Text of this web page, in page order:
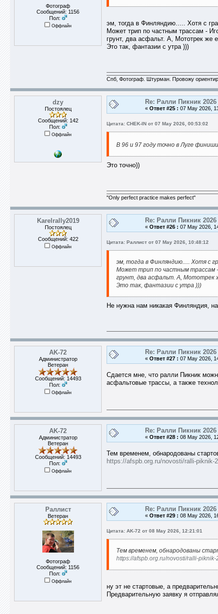
Фотограф
Сообщений: 1156
Пол:
Оффлайн
эм, тогда в Финляндию..... Хотя с
Может трип по частным трассам -
грунт, два асфальт. А, Мототрек же
Это так, фантазии с утра )))
Спб, Фотограф. Штурман. Провожу
dzy
Постоялец
Сообщений: 142
Пол:
Оффлайн
Re: Ралли Пикник 2026
« Ответ #25 : 07 May 2026,
Цитата: CHEK-IN от 07 May 2026, 00:53:02
В 96 и 97 году точно в Луге
Это точно))
"Only perfect practice makes perfect"
Karelrally2019
Постоялец
Сообщений: 422
Оффлайн
Re: Ралли Пикник 2026
« Ответ #26 : 07 May 2026,
Цитата: Раллист от 07 May 2026, 10:48:12
эм, тогда в Финляндию..... Хотя с
Может трип по частным трассам
грунт, два асфальт. А, Мототрек
Это так, фантазии с утра )))
Не нужна нам никакая Финляндия,
AK-72
Администратор
Ветеран
Сообщений: 14493
Пол:
Оффлайн
Re: Ралли Пикник 2026
« Ответ #27 : 07 May 2026,
Сдается мне, что ралли Пикник
асфальтовые трассы, а также
AK-72
Администратор
Ветеран
Сообщений: 14493
Пол:
Оффлайн
Re: Ралли Пикник 2026
« Ответ #28 : 08 May 2026,
Тем временем, обнародованы
https://afspb.org.ru/novosti/ralli-piknik-
Раллист
Ветеран
Фотограф
Сообщений: 1156
Пол:
Оффлайн
Re: Ралли Пикник 2026
« Ответ #29 : 08 May 2026,
Цитата: AK-72 от 08 May 2026, 12:21:01
Тем временем, обнародованы
https://afspb.org.ru/novosti/ralli-
ну эт не стартовые, а
Предварительную заявку я